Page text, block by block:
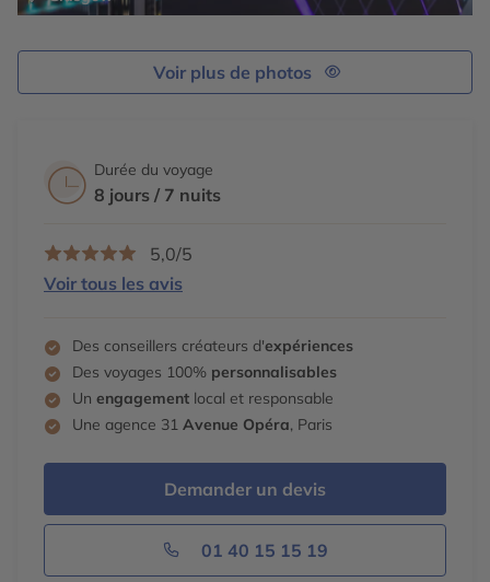
Voir plus de photos
Durée du voyage
8 jours / 7 nuits
5,0/5
Voir tous les avis
Des conseillers créateurs d'expériences
Des voyages 100% personnalisables
Un engagement local et responsable
Une agence 31 Avenue Opéra, Paris
Demander un devis
01 40 15 15 19